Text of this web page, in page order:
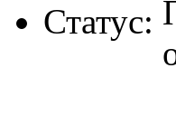
Статус: